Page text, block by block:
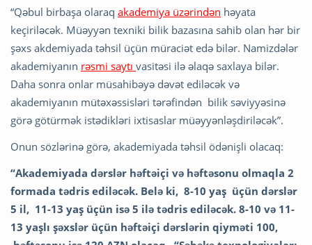
“Qəbul birbaşa olaraq akademiya üzərindən həyata
keçiriləcək. Müəyyən texniki bilik bazasına sahib olan hər bir
şəxs akdemiyada təhsil üçün müraciət edə bilər. Namizdələr
akademiyanın rəsmi saytı vasitəsi ilə əlaqə saxlaya bilər.
Daha sonra onlar müsahibəyə dəvət ediləcək və
akademiyanın mütəxəssisləri tərəfindən bilik səviyyəsinə
görə götürmək istədikləri ixtisaslar müəyyənləşdiriləcək”.
Onun sözlərinə görə, akademiyada təhsil ödənişli olacaq:
“Akademiyada dərslər həftəiçi və həftəsonu olmaqla 2
formada tədris ediləcək. Belə ki, 8-10 yaş üçün dərslər
5 il, 11-13 yaş üçün isə 5 ilə tədris ediləcək. 8-10 və 11-
13 yaşlı şəxslər üçün həftəiçi dərslərin qiyməti 100,